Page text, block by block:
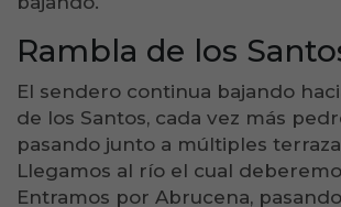
Rambla de los
El sendero continua bajando
de los Santos, cada vez más
pasando junto a múltiples
Llegamos al río el cual
Entramos por Abrucena,